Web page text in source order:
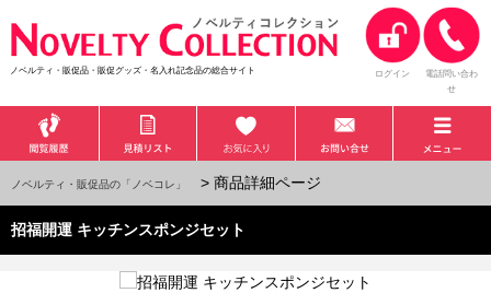
ノベルティ・販促品・販促グッズ・名入れ記念品の総合サイト ログイン
電話問い合わ
せ
ノベルティ・販促品の「ノベコレ」 > 商品詳細ページ
招福開運 キッチンスポンジセット